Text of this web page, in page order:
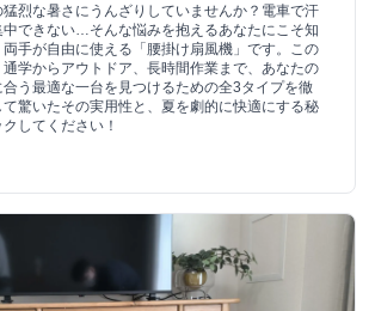
烈な暑さにうんざりしていませんか？電車で汗
できない…そんな悩みを抱えるあなたにこそ知
両手が自由に使える「腰掛け扇風機」です。この
学からアウトドア、長時間作業まで、あなたの
う最適な一台を見つけるための全3タイプを徹
驚いたその実用性と、夏を劇的に快適にする秘
してください！